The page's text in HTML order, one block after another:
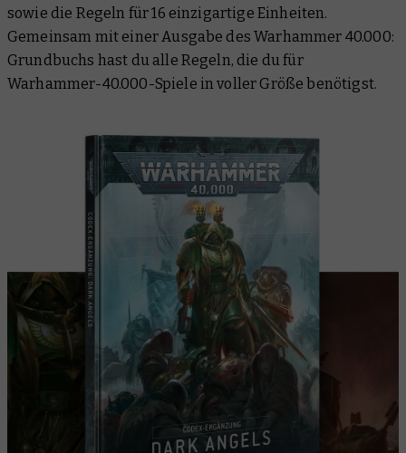
sowie die Regeln für 16 einzigartige Einheiten.
Gemeinsam mit einer Ausgabe des Warhammer 40.000:
Grundbuchs hast du alle Regeln, die du für
Warhammer-40.000-Spiele in voller Größe benötigst.